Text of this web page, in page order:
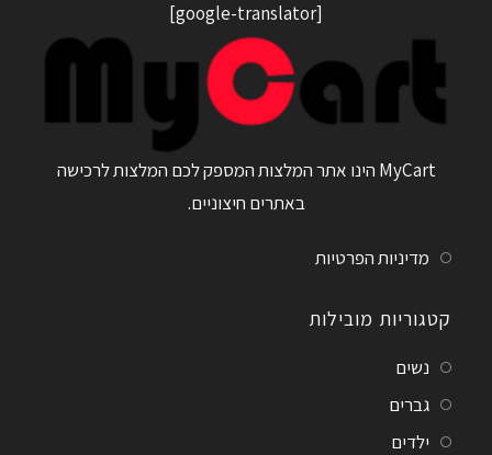
[google-translator]
MyCart הינו אתר המלצות המספק לכם המלצות לרכישה
באתרים חיצוניים.
מדיניות הפרטיות
קטגוריות מובילות
נשים
גברים
ילדים